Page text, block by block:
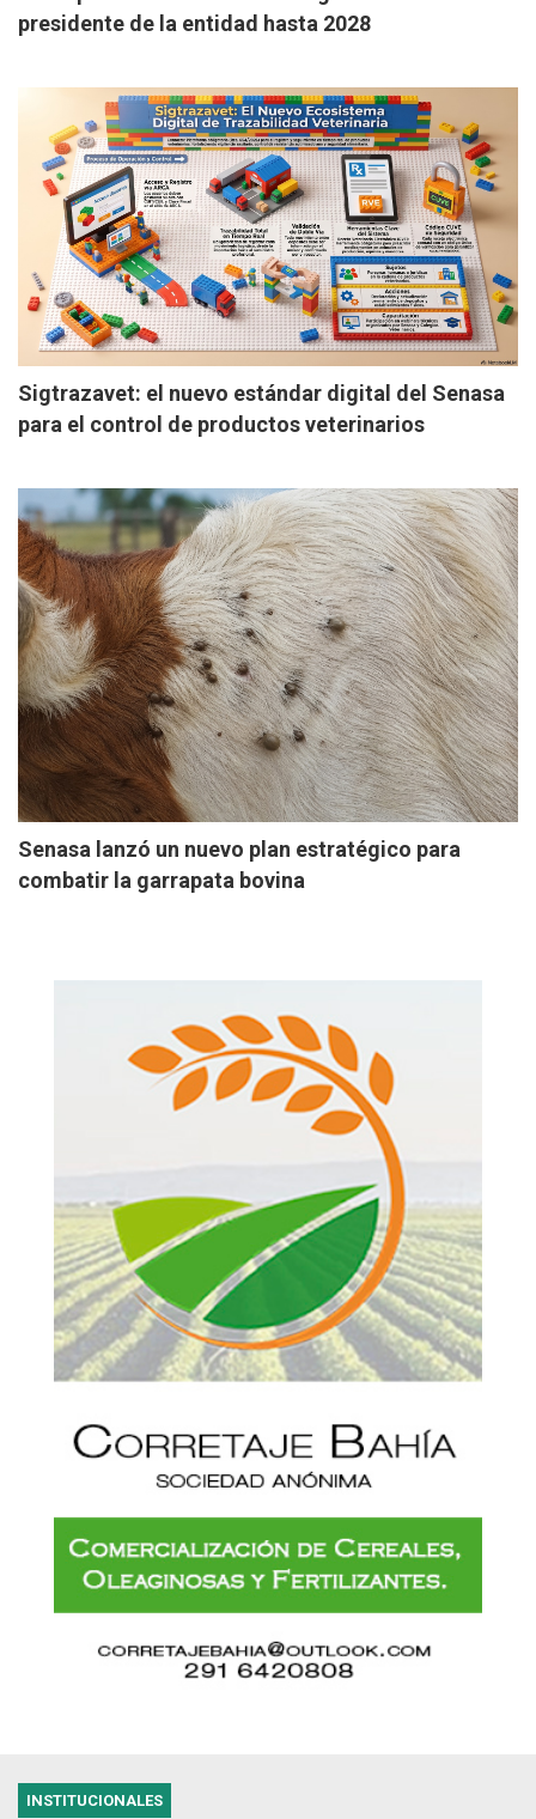
presidente de la entidad hasta 2028
Sigtrazavet: el nuevo estándar digital del Senasa
para el control de productos veterinarios
Senasa lanzó un nuevo plan estratégico para
combatir la garrapata bovina
INSTITUCIONALES